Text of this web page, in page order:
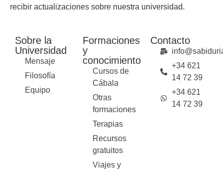
recibir actualizaciones sobre nuestra universidad.
Sobre la
Universidad
Mensaje
Filosofía
Equipo
Formaciones
y
conocimiento
Cursos de
Cábala
Otras
formaciones
Terapias
Recursos
gratuitos
Viajes y
Contacto
+34 621
14 72 39
+34 621
14 72 39